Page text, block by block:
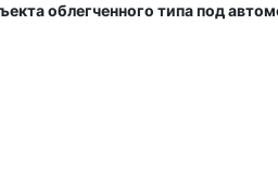
облегченного типа под